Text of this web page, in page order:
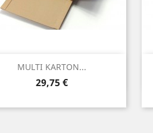
MULTI KARTON...
Preis
29,75 €
Vorschau